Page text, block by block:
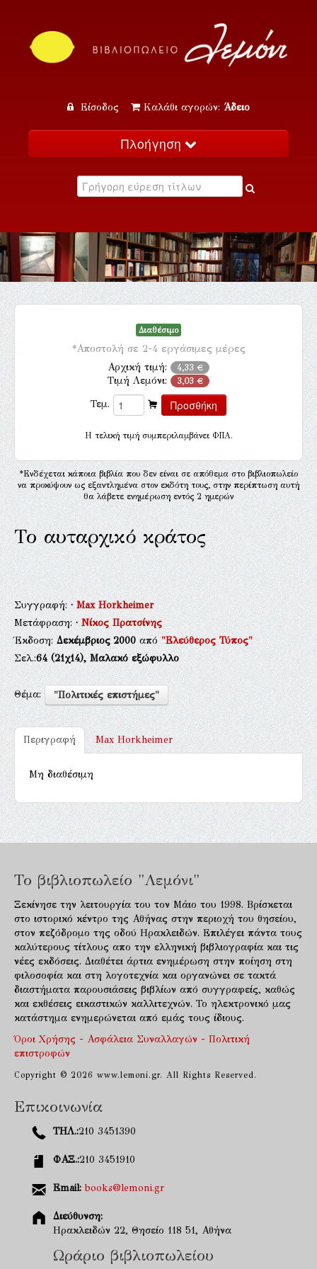
Είσοδος Καλάθι αγορών: Άδειο
Πλοήγηση
Κατάλογος
Εκδηλώσεις
Επικοινωνία
Διαθέσιμο
*Αποστολή σε 2-4 εργάσιμες μέρες
Αρχική τιμή: 4,33 €
Τιμή Λεμόνι: 3,03 €
Τεμ.
H τελική τιμή συμπεριλαμβάνει ΦΠΑ.
*Ενδέχεται κάποια βιβλία που δεν είναι σε απόθεμα στο βιβλιοπωλείο
να προκύψουν ως εξαντλημένα στον εκδότη τους, στην περίπτωση αυτή
θα λάβετε ενημέρωση εντός 2 ημερών
Το αυταρχικό κράτος
Συγγραφή:·Max Horkheimer
Μετάφραση:·Νίκος Πρατσίνης
Έκδοση:Δεκέμβριος 2000από"Ελεύθερος Τύπος"
Σελ.:64(21χ14), Μαλακό εξώφυλλο
Θέμα: "Πολιτικές επιστήμες"
Περιγραφή Max Horkheimer
Μη διαθέσιμη
Το βιβλιοπωλείο "Λεμόνι"
Ξεκίνησε την λειτουργία του τον Μάιο του 1998. Βρίσκεται
στο ιστορικό κέντρο της Αθήνας στην περιοχή του θησείου,
στον πεζόδρομο της οδού Ηρακλειδών. Επιλέγει πάντα τους
καλύτερους τίτλους απο την ελληνική βιβλιογραφία και τις
νέες εκδόσεις. Διαθέτει άρτια ενημέρωση στην ποίηση στη
φιλοσοφία και στη λογοτεχνία και οργανώνει σε τακτά
διαστήματα παρουσιάσεις βιβλίων από συγγραφείς, καθώς
και εκθέσεις εικαστικών καλλιτεχνών. Το ηλεκτρονικό μας
κατάστημα ενημερώνεται από εμάς τους ίδιους.
Όροι Χρήσης - Ασφάλεια Συναλλαγών - Πολιτική
επιστροφών
Copyright © 2026 www.lemoni.gr. All Rights Reserved.
Επικοινωνία
ΤΗΛ.:210 3451390
ΦΑΞ.:210 3451910
Email: books@lemoni.gr
Διεύθυνση:
Ηρακλειδών 22, Θησείο 118 51, Αθήνα
Ωράριο βιβλιοπωλείου